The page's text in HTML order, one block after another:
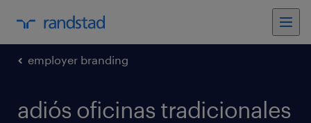
employer branding
adiós oficinas tradicionales